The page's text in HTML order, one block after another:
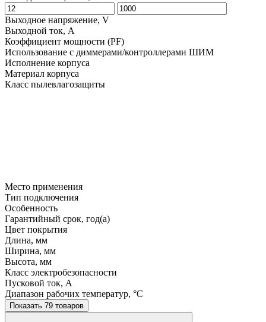
Выходное напряжение, V
Выходной ток, A
Коэффициент мощности (PF)
Использование с диммерами/контроллерами ШИМ
Исполнение корпуса
Материал корпуса
Класс пылевлагозащиты
Место применения
Тип подключения
Особенность
Гарантийный срок, год(а)
Цвет покрытия
Длина, мм
Ширина, мм
Высота, мм
Класс электробезопасности
Пусковой ток, A
Диапазон рабочих температур, °C
Показать 79 товаров